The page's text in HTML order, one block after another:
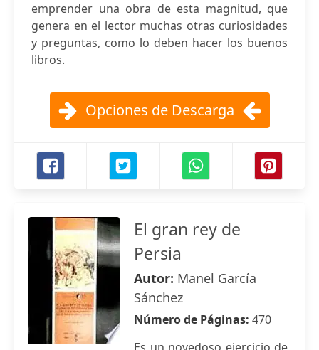
emprender una obra de esta magnitud, que
genera en el lector muchas otras curiosidades
y preguntas, como lo deben hacer los buenos
libros.
Opciones de Descarga
El gran rey de
Persia
Autor: Manel García
Sánchez
Número de Páginas: 470